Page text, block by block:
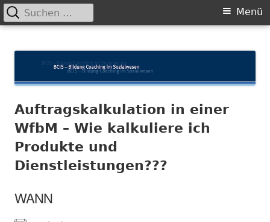
zum
Primäres
Menü
Suchen
nach:
Auftragskalkulation in einer
WfbM – Wie kalkuliere ich
Produkte und
Dienstleistungen???
WANN